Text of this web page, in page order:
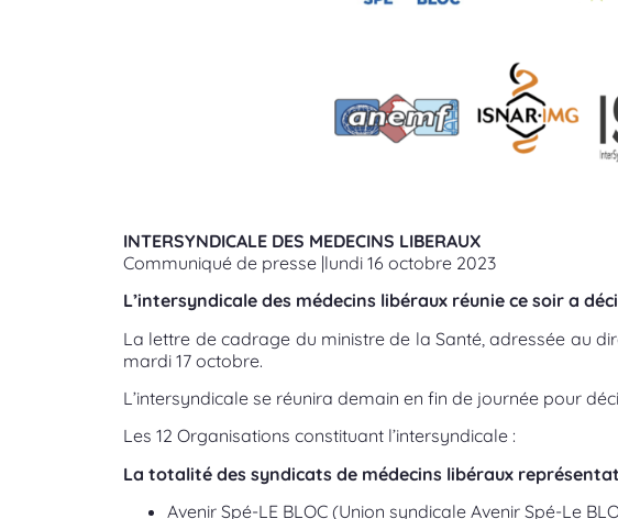
INTERSYNDICALE DES MEDECINS LIBERAUX
Communiqué de presse |lundi 16 octobre 2023
L’intersyndicale des médecins libéraux réunie ce soir a
La lettre de cadrage du ministre de la Santé, adressée au
mardi 17 octobre.
L’intersyndicale se réunira demain en fin de journée pour
Les 12 Organisations constituant l’intersyndicale :
La totalité des syndicats de médecins libéraux
Avenir Spé-LE BLOC (Union syndicale Avenir Spé-Le